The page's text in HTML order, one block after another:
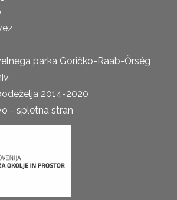
parka Goričko-Raab-Őrség
2014-2020
- spletna stran